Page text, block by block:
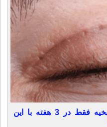
کاهش چشمگیر جای زخم و بخیه فقط در 3 هفته با این